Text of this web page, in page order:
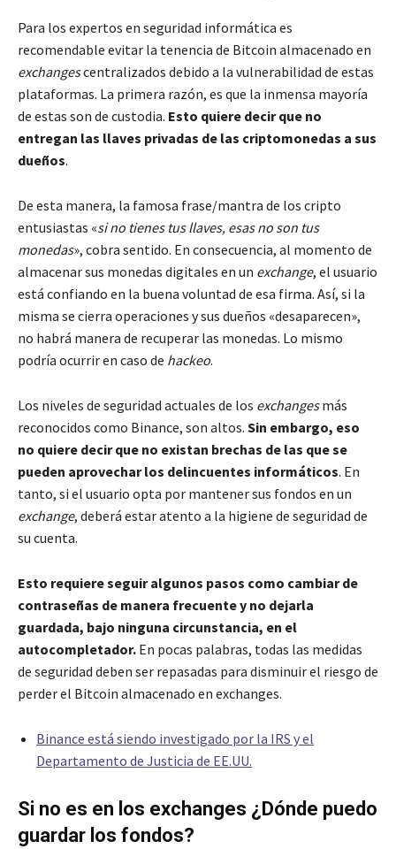
Para los expertos en seguridad informática es
recomendable evitar la tenencia de Bitcoin almacenado en
exchangescentralizados debido a la vulnerabilidad de estas
plataformas. La primera razón, es que la inmensa mayoría
de estas son de custodia. Esto quiere decir que no
entregan las llaves privadas de las criptomonedas a sus
dueños.
De esta manera, la famosa frase/mantra de los cripto
entusiastas «si no tienes tus llaves, esas no son tus
monedas», cobra sentido. En consecuencia, al momento de
almacenar sus monedas digitales en un exchange, el usuario
está confiando en la buena voluntad de esa firma. Así, si la
misma se cierra operaciones y sus dueños «desaparecen»,
no habrá manera de recuperar las monedas. Lo mismo
podría ocurrir en caso de hackeo.
Los niveles de seguridad actuales de los exchangesmás
reconocidos como Binance, son altos. Sin embargo, eso
no quiere decir que no existan brechas de las que se
pueden aprovechar los delincuentes informáticos. En
tanto, si el usuario opta por mantener sus fondos en un
exchange, deberá estar atento a la higiene de seguridad de
su cuenta.
Esto requiere seguir algunos pasos como cambiar de
contraseñas de manera frecuente y no dejarla
guardada, bajo ninguna circunstancia, en el
autocompletador. En pocas palabras, todas las medidas
de seguridad deben ser repasadas para disminuir el riesgo de
perder el Bitcoin almacenado en exchanges.
Binance está siendo investigado por la IRS y el
Departamento de Justicia de EE.UU.
Si no es en los exchanges ¿Dónde puedo
guardar los fondos?